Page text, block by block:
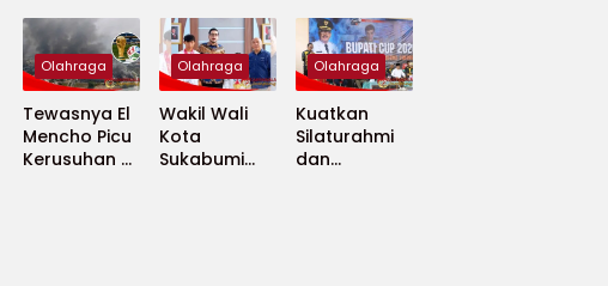
Piala Dunia
2026
United 5-0,
Perkuat
Puncak
Klasemen BRI
Super
League
Persija Saling
Tekan
Olahraga
Tewasnya El
Mencho Picu
Kerusuhan di
Olahraga
Wakil Wali
Kota
Sukabumi
Olahraga
Kuatkan
Silaturahmi
dan